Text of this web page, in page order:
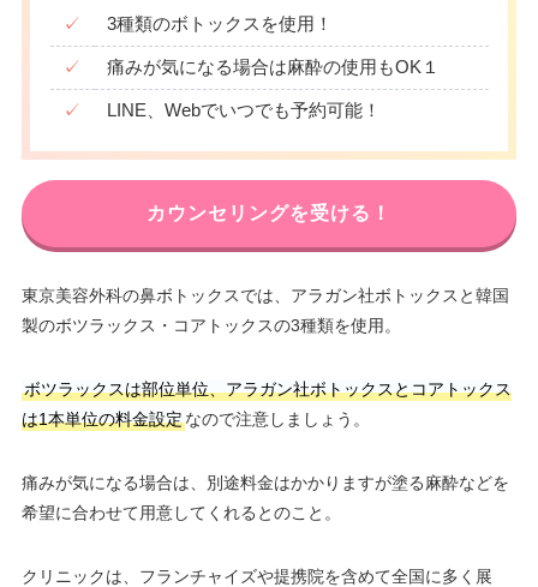
✓ 3種類のボトックスを使用！
✓ 痛みが気になる場合は麻酔の使用もOK１
✓ LINE、Webでいつでも予約可能！
カウンセリングを受ける！
東京美容外科の鼻ボトックスでは、アラガン社ボトックスと韓国
製のボツラックス・コアトックスの3種類を使用。
ボツラックスは部位単位、アラガン社ボトックスとコアトックス
は1本単位の料金設定なので注意しましょう。
痛みが気になる場合は、別途料金はかかりますが塗る麻酔などを
希望に合わせて用意してくれるとのこと。
クリニックは、フランチャイズや提携院を含めて全国に多く展